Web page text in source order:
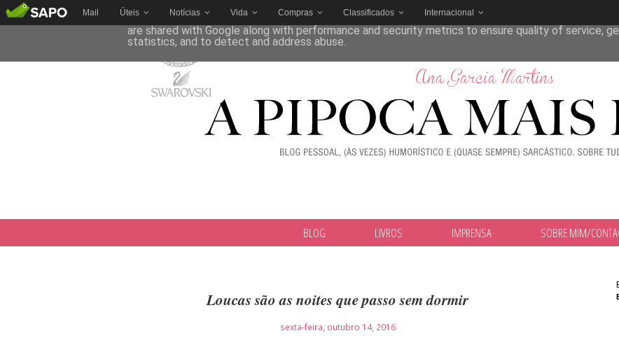
Mail Úteis Notícias Vida Compras Classificados Internacional
BLOG LIVROS IMPRENSA SOBRE MIM/
Loucas são as noites que passo sem dormir
sexta-feira, outubro 14, 2016
This site uses cookies from Google to deliver its services and to analyze traffic. Your IP address and
are shared with Google along with performance and security metrics to ensure quality of service,
statistics, and to detect and address abuse.